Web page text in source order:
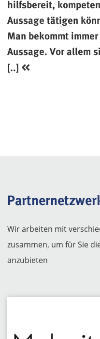
hilfsbereit,
Aussage tätigen
Man bekommt
Aussage. Vor allem
[..]
Wir arbeiten mit
zusammen, um für Sie
anzubieten